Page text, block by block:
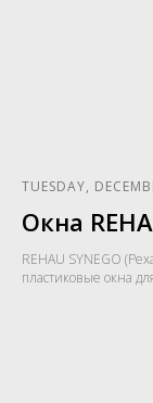
TUESDAY,
Окна
REHAU SYNEGO
пластиковые окна